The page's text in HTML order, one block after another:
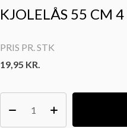
KJOLELÅS 55 CM
PRIS PR. STK
19,95 KR.